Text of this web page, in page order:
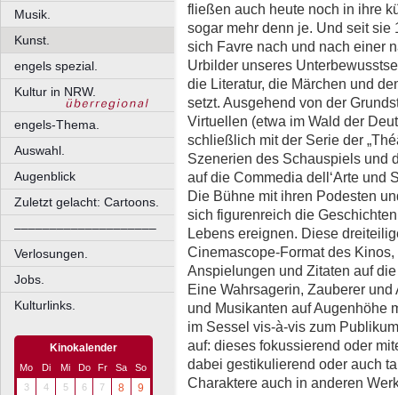
Musik.
Kunst.
engels spezial.
Kultur in NRW.
engels-Thema.
Auswahl.
Augenblick
Zuletzt gelacht: Cartoons.
––––––––––––––––––––
Verlosungen.
Jobs.
Kulturlinks.
Kinokalender
Mo Di Mi Do Fr Sa
So
3
4 5 6 7 8
9
fließen auch heute noch in ihre
sogar mehr denn je. Und seit
sich Favre nach und nach einer
Urbilder unseres
die Literatur, die Märchen und
setzt. Ausgehend von der
Virtuellen (etwa im Wald der
schließlich mit der Serie der
Szenerien des Schauspiels und
auf die Commedia dell‘Arte und
Die Bühne mit ihren Podesten
sich figurenreich die
Lebens ereignen. Diese
Cinemascope-Format des
Anspielungen und Zitaten auf
Eine Wahrsagerin, Zauberer
und Musikanten auf Augenhöhe
im Sessel vis-à-vis zum
auf: dieses fokussierend oder
dabei gestikulierend oder auch
Charaktere auch in anderen